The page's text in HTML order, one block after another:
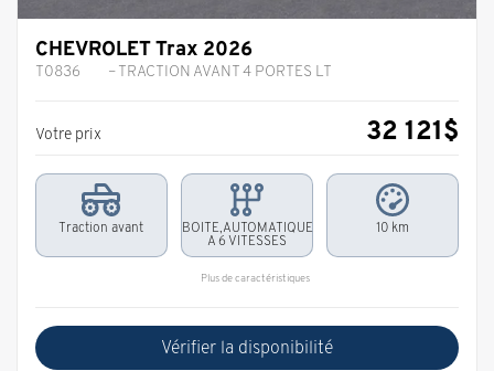
CHEVROLET Trax 2026
T0836 – TRACTION AVANT 4 PORTES LT
Votre prix 32 121$
Traction avant
BOITE,AUTOMATIQUE
A 6 VITESSES
10 km
Plus de caractéristiques
Vérifier la disponibilité